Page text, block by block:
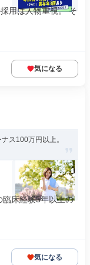
用は人物重視。 そ
気になる
ス100万円以上。
床経験5年以上の
気になる